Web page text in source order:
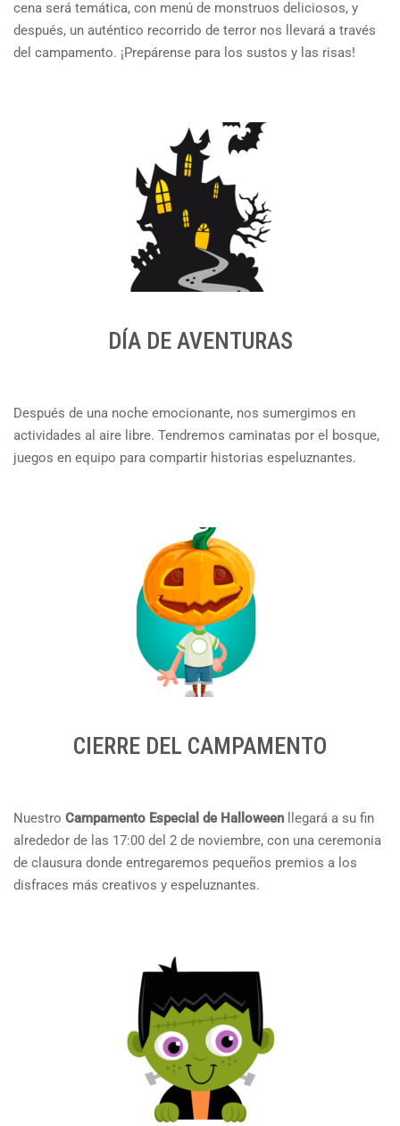
cena será temática, con menú de monstruos deliciosos, y
después, un auténtico recorrido de terror nos llevará a través
del campamento. ¡Prepárense para los sustos y las risas!
DÍA DE AVENTURAS
Después de una noche emocionante, nos sumergimos en
actividades al aire libre. Tendremos caminatas por el bosque,
juegos en equipo para compartir historias espeluznantes.
CIERRE DEL CAMPAMENTO
Nuestro Campamento Especial de Halloween llegará a su fin
alrededor de las 17:00 del 2 de noviembre, con una ceremonia
de clausura donde entregaremos pequeños premios a los
disfraces más creativos y espeluznantes.